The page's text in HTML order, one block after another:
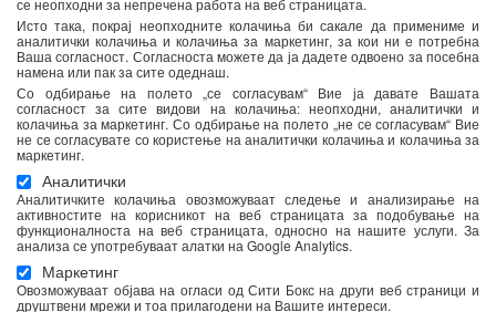
се неопходни за непречена работа на веб страницата.
Исто така, покрај неопходните колачиња би сакале да примениме и
аналитички колачиња и колачиња за маркетинг, за кои ни е потребна
Ваша согласност. Согласноста можете да ја дадете одвоено за посебна
намена или пак за сите одеднаш.
Со одбирање на полето „се согласувам“ Вие ја давате Вашата
согласност за сите видови на колачиња: неопходни, аналитички и
колачиња за маркетинг. Со одбирање на полето „не се согласувам“ Вие
не се согласувате со користење на аналитички колачиња и колачиња за
маркетинг.
Аналитички
Аналитичките колачиња овозможуваат следење и анализирање на
активностите на корисникот на веб страницата за подобување на
функционалноста на веб страницата, односно на нашите услуги. За
анализа се употребуваат алатки на Google Analytics.
Маркетинг
Овозможуваат објава на огласи од Сити Бокс на други веб страници и
друштвени мрежи и тоа прилагодени на Вашите интереси.
Се согласувам дека Спорт М ги користи моите лични
податоци од оваа форма за директен маркетинг
(информирање за новости и специјални понуди) преку е-
пошта. Податоците ќе бидат обработени во согласност со
важечките закони со кои се регулира заштитата на личните
податоци. Можете да ја повлечете Вашата согласност во
секое време. Повеќе информации се достапнитука